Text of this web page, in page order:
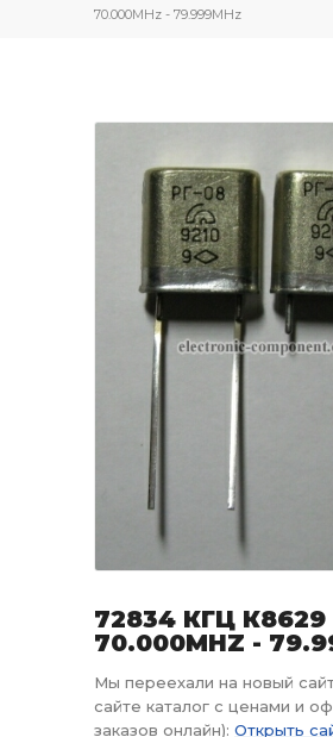
70.000MHz - 79.999MHz
72834 КГЦ К8629
70.000MHZ -
Мы переехали на новый
сайте каталог с ценами и
заказов онлайн): Открыть